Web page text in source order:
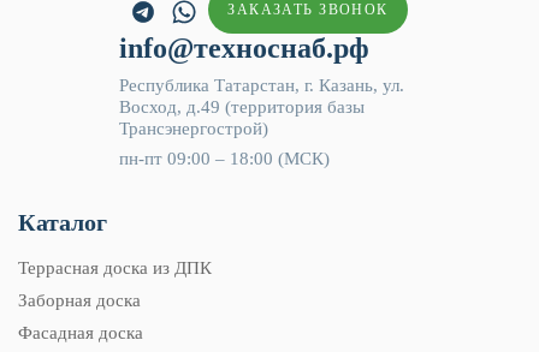
ЗАКАЗАТЬ ЗВОНОК
info@техноснаб.рф
Республика Татарстан, г. Казань, ул.
Восход, д.49 (территория базы
Трансэнергострой)
пн-пт 09:00 – 18:00 (МСК)
Каталог
Террасная доска из ДПК
Заборная доска
Фасадная доска